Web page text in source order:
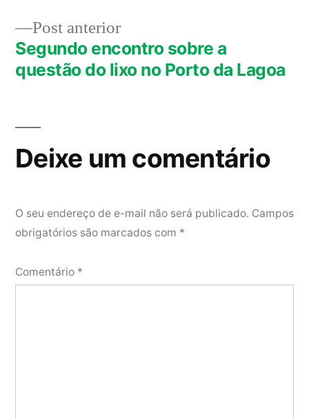
Post
Post anteriorPost
anterior:
Segundo encontro sobre a
questão do lixo no Porto da Lagoa
Deixe um comentário
O seu endereço de e-mail não será publicado. Campos
obrigatórios são marcados com *
Comentário *